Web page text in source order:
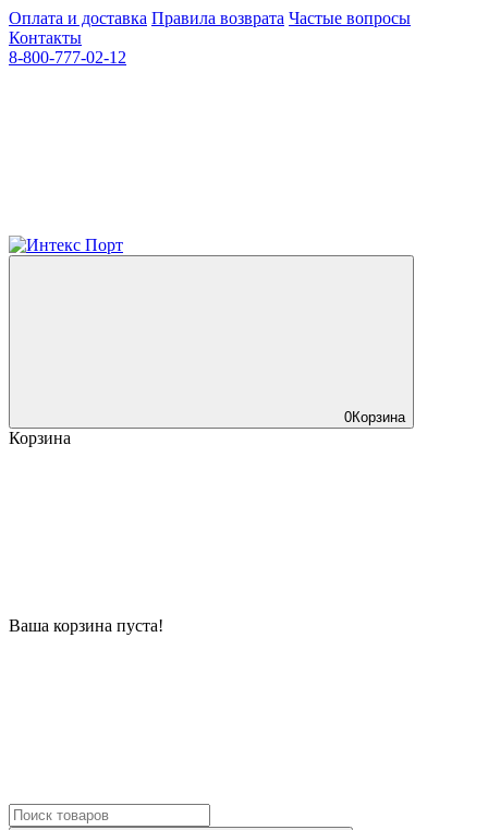
Оплата и доставка Правила возврата Частые вопросы
Контакты
8-800-777-02-12
0Корзина
Корзина
Ваша корзина пуста!